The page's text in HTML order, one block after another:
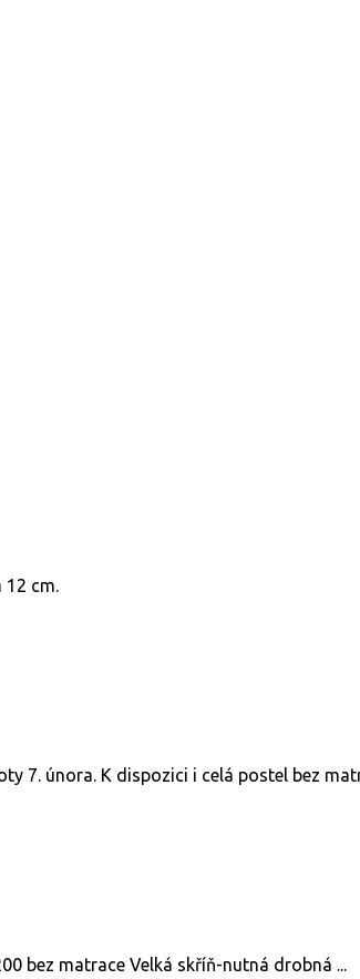
12 cm.
7. února. K dispozici i celá postel bez
bez matrace Velká skříň-nutná drobná ...